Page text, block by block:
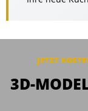
JETZT
3D-